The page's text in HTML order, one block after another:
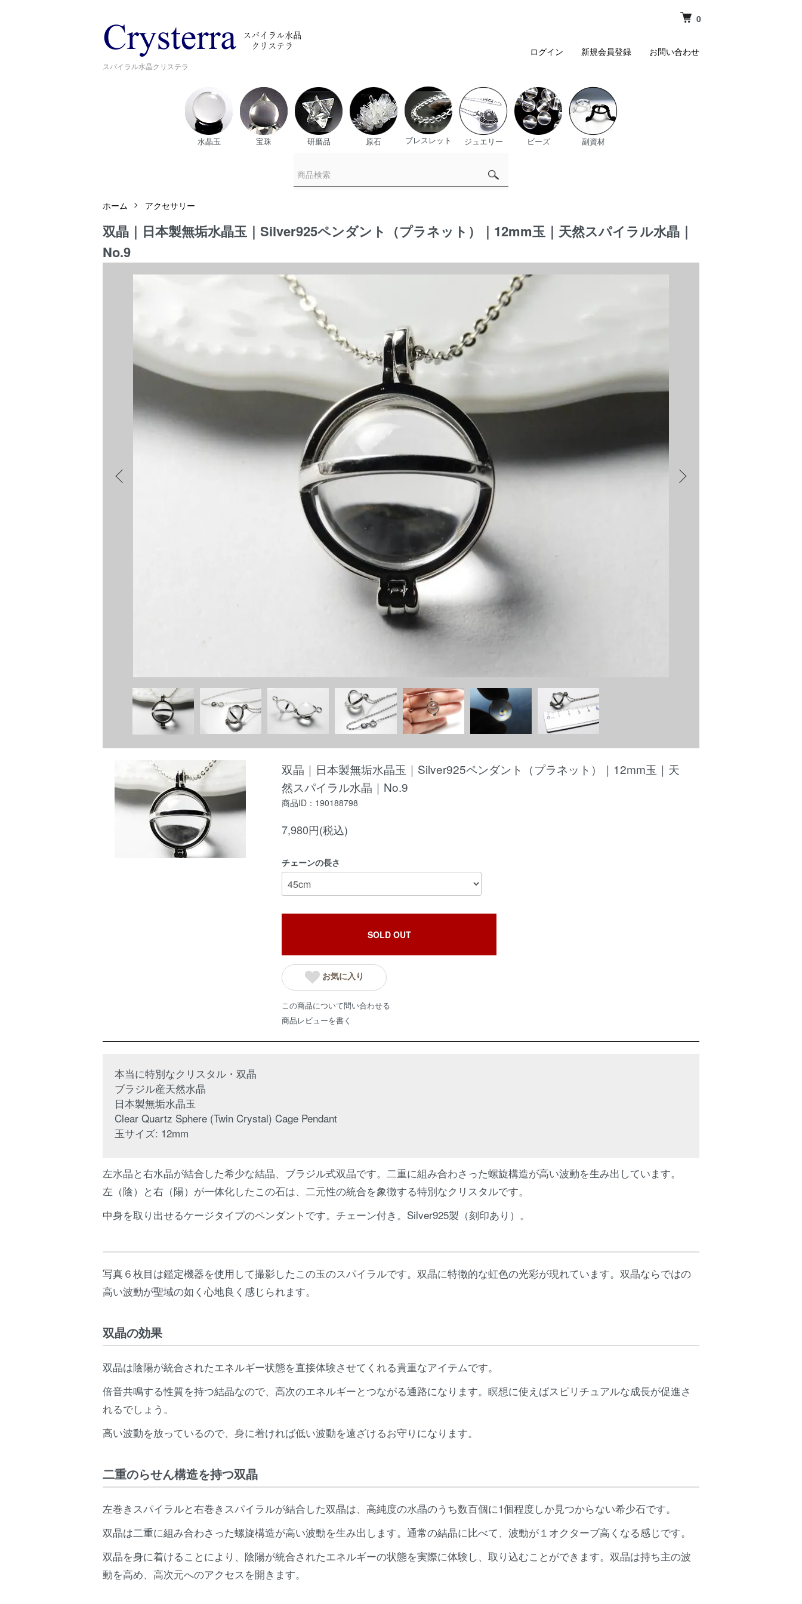
スパイラル水晶クリステラ
0
ログイン 新規会員登録 お問い合わせ
水晶玉 宝珠 研磨品 原石 ブレスレット ジュエリー ビーズ 副資材
ホーム アクセサリー
双晶｜日本製無垢水晶玉｜Silver925ペンダント（プラネット）｜12mm玉｜天然スパイラル水晶｜
No.9
双晶｜日本製無垢水晶玉｜Silver925ペンダント（プラネット）｜12mm玉｜天
然スパイラル水晶｜No.9
商品ID：190188798
7,980円(税込)
チェーンの長さ
SOLD OUT
お気に入り
この商品について問い合わせる
商品レビューを書く
本当に特別なクリスタル・双晶
ブラジル産天然水晶
日本製無垢水晶玉
Clear Quartz Sphere (Twin Crystal) Cage Pendant
玉サイズ: 12mm
左水晶と右水晶が結合した希少な結晶、ブラジル式双晶です。二重に組み合わさった螺旋構造が高い波動を生み出しています。
左（陰）と右（陽）が一体化したこの石は、二元性の統合を象徴する特別なクリスタルです。
中身を取り出せるケージタイプのペンダントです。チェーン付き。Silver925製（刻印あり）。
写真６枚目は鑑定機器を使用して撮影したこの玉のスパイラルです。双晶に特徴的な虹色の光彩が現れています。双晶ならではの
高い波動が聖域の如く心地良く感じられます。
双晶の効果
双晶は陰陽が統合されたエネルギー状態を直接体験させてくれる貴重なアイテムです。
倍音共鳴する性質を持つ結晶なので、高次のエネルギーとつながる通路になります。瞑想に使えばスピリチュアルな成長が促進さ
れるでしょう。
高い波動を放っているので、身に着ければ低い波動を遠ざけるお守りになります。
二重のらせん構造を持つ双晶
左巻きスパイラルと右巻きスパイラルが結合した双晶は、高純度の水晶のうち数百個に1個程度しか見つからない希少石です。
双晶は二重に組み合わさった螺旋構造が高い波動を生み出します。通常の結晶に比べて、波動が１オクターブ高くなる感じです。
双晶を身に着けることにより、陰陽が統合されたエネルギーの状態を実際に体験し、取り込むことができます。双晶は持ち主の波
動を高め、高次元へのアクセスを開きます。